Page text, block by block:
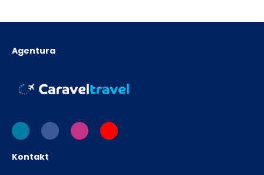
Agentura
Kontakt